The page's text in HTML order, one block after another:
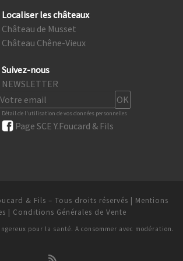
Localiser les châteaux
Château de Musset
Château Chêne-Vieux
Suivez-nous
NEWSLETTER
Détail de l'utilisation de vos données personnelles
Page SCE Y.Foucard & Fils
& Fils – Tous droits réservés | Mentions
| Conditions Générales de Vente
pour la santé. A consommer avec modération.